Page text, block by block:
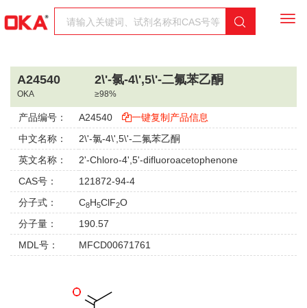
A24540
OKA
2\'-氯-4\',5\'-二氟苯乙酮
≥98%
产品编号： A24540
一键复制产品信息
中文名称：
2\'-氯-4\',5\'-二氟苯乙酮
英文名称：
2'-Chloro-4',5'-difluoroacetophenone
CAS号：
121872-94-4
分子式：
C8H5ClF2O
分子量：
190.57
MDL号：
MFCD00671761